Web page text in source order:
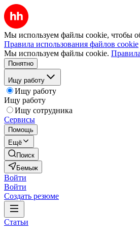
Мы используем файлы cookie, чтобы
Правила использования файлов cookie
Мы используем файлы cookie.
Понятно
Ищу работу
Ищу работу
Ищу работу
Ищу сотрудника
Сервисы
Помощь
Ещё
Поиск
Бемыж
Войти
Войти
Создать резюме
Статьи